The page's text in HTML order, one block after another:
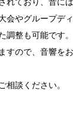
会やグループデ
整も可能です。
すので、音響を
談ください。